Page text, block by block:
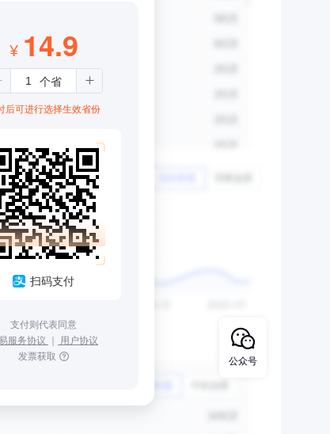
¥ 14.9
后可进行选择生效省份
扫码支付
支付则代表同意
服务协议 ｜ 用户协议
发票获取
公众号